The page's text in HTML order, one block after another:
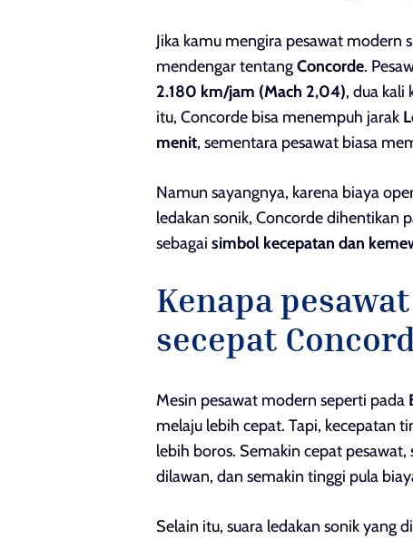
Jika kamu mengira pesawat modern
mendengar tentangConcorde.
2.180 km/jam (Mach 2,04), dua kali
itu, Concorde bisa menempuh jarak
menit, sementara pesawat biasa
Namun sayangnya, karena biaya
ledakan sonik, Concorde dihentikan
sebagai simbol kecepatan dan
Kenapa
secepat
Mesin pesawat modern seperti pada
melaju lebih cepat. Tapi, kecepatan
lebih boros. Semakin cepat pesawat,
dilawan, dan semakin tinggi pula
Selain itu, suara ledakan sonik yang